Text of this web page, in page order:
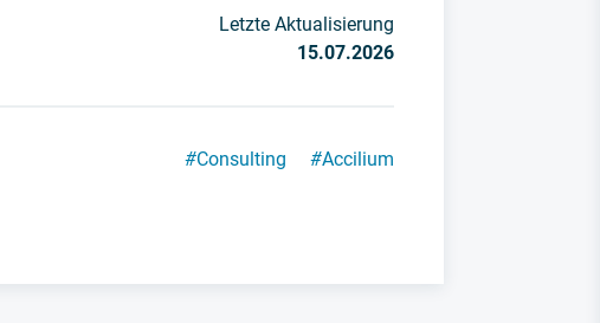
Letzte Aktualisierung
15.07.2026
#Consulting #Accilium